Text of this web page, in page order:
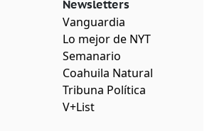
Newsletters
Vanguardia
Lo mejor de NYT
Semanario
Coahuila Natural
Tribuna Política
V+List